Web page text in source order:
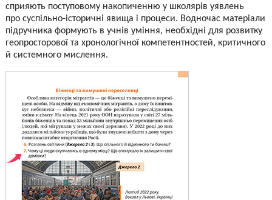
сприяють поступовому накопиченню у школярів уявлень
про суспільно-історичні явища і процеси. Водночас матеріали
підручника формують в учнів уміння, необхідні для розвитку
геопросторової та хронологічної компетентностей, критичного
й системного мислення.